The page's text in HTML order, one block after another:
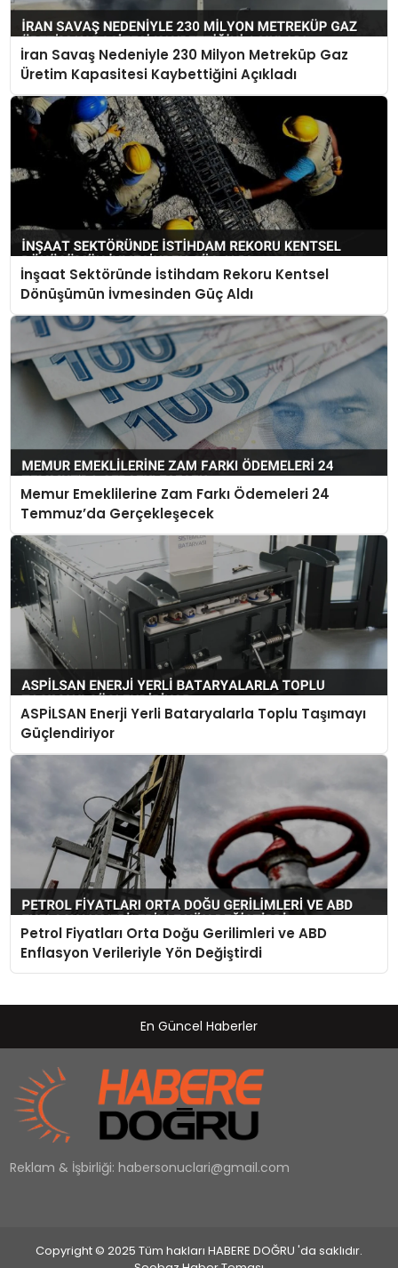
İran Savaş Nedeniyle 230 Milyon Metreküp Gaz
Üretim Kapasitesi Kaybettiğini Açıkladı
İnşaat Sektöründe İstihdam Rekoru Kentsel
Dönüşümün İvmesinden Güç Aldı
Memur Emeklilerine Zam Farkı Ödemeleri 24
Temmuz’da Gerçekleşecek
ASPİLSAN Enerji Yerli Bataryalarla Toplu Taşımayı
Güçlendiriyor
Petrol Fiyatları Orta Doğu Gerilimleri ve ABD
Enflasyon Verileriyle Yön Değiştirdi
En Güncel Haberler
Reklam & İşbirliği: habersonuclari@gmail.com
Copyright © 2025 Tüm hakları HABERE DOĞRU 'da saklıdır.